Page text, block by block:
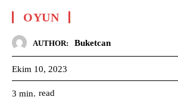
OYUN
AUTHOR: Buketcan
Ekim 10, 2023
3 min. read